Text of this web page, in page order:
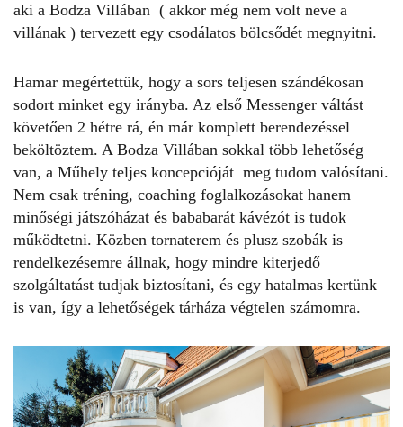
aki a Bodza Villában ( akkor még nem volt neve a
villának ) tervezett egy csodálatos bölcsődét megnyitni.
Hamar megértettük, hogy a sors teljesen szándékosan
sodort minket egy irányba. Az első Messenger váltást
követően 2 hétre rá, én már komplett berendezéssel
beköltöztem. A Bodza Villában sokkal több lehetőség
van, a Műhely teljes koncepcióját meg tudom valósítani.
Nem csak tréning, coaching foglalkozásokat hanem
minőségi játszóházat és bababarát kávézót is tudok
működtetni. Közben tornaterem és plusz szobák is
rendelkezésemre állnak, hogy mindre kiterjedő
szolgáltatást tudjak biztosítani, és egy hatalmas kertünk
is van, így a lehetőségek tárháza végtelen számomra.